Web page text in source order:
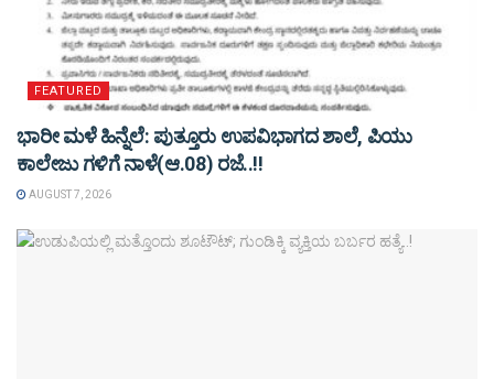
FEATURED
ಭಾರೀ ಮಳೆ ಹಿನ್ನೆಲೆ: ಪುತ್ತೂರು ಉಪವಿಭಾಗದ ಶಾಲೆ, ಪಿಯು
ಕಾಲೇಜು ಗಳಿಗೆ ನಾಳೆ(ಆ.08) ರಜೆ..!!
AUGUST 7, 2026